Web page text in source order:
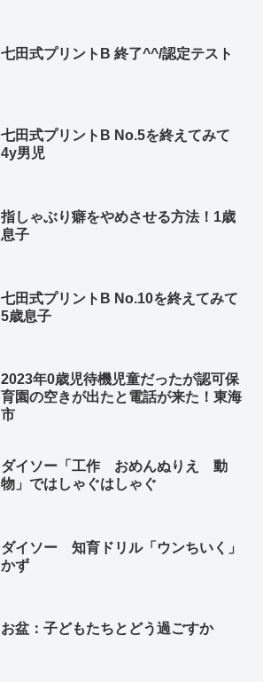
七田式プリントB 終了^^/認定テスト
七田式プリントB No.5を終えてみて
4y男児
指しゃぶり癖をやめさせる方法！1歳
息子
七田式プリントB No.10を終えてみて
5歳息子
2023年0歳児待機児童だったが認可保
育園の空きが出たと電話が来た！東海
市
ダイソー「工作 おめんぬりえ 動
物」ではしゃぐはしゃぐ
ダイソー 知育ドリル「ウンちいく」
かず
お盆：子どもたちとどう過ごすか